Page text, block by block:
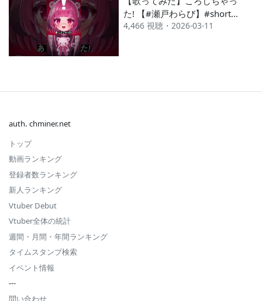
た! 【#瀬戸わらび】#shorts
#vtuber #coversong
4,466 視聴・2026-03-11
auth. chminer.net
トップ
動画ランキング
登録者数ランキング
新人ランキング
Vtuber Debut
Vtuber全体の統計
週間・月間・年間ランキング
タイムスタンプ検索
イベント情報
---
問い合わせ